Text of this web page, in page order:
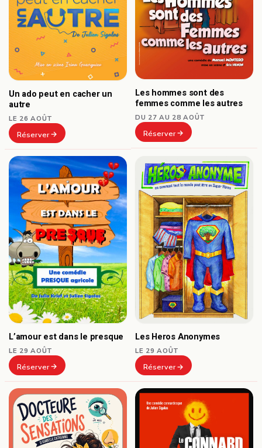
Un ado peut en cacher un
autre
LE 26 AOÛT
Réserver
Les hommes sont des
femmes comme les autres
DU 27 AU 28 AOÛT
Réserver
L’amour est dans le presque
LE 29 AOÛT
Réserver
Les Heros Anonymes
LE 29 AOÛT
Réserver